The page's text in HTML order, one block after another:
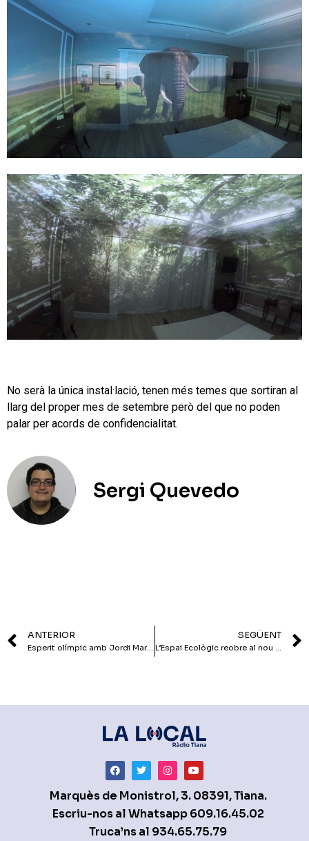
No serà la única instal·lació, tenen més temes que sortiran al
llarg del proper mes de setembre però del que no poden
palar per acords de confidencialitat.
Sergi Quevedo
ANTERIOR
Esperit olímpic amb Jordi Marí com a protagonista
SEGÜENT
L’Espai Ecològic reobre al nou local
Marquès de Monistrol, 3. 08391, Tiana.
Escriu-nos al Whatsapp609.16.45.02
Truca’ns al 934.65.75.79